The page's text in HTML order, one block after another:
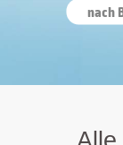
nach